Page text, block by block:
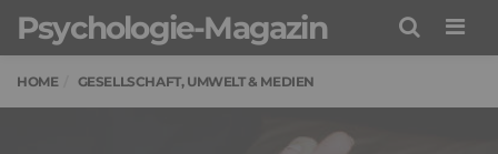
Psychologie-Magazin
HOME GESELLSCHAFT, UMWELT & MEDIEN